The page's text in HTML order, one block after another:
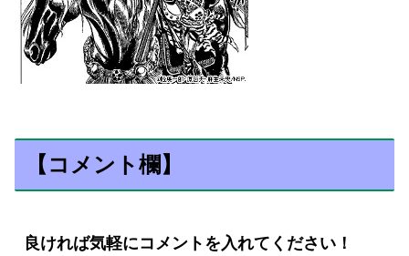
【コメント欄】
良ければ気軽にコメントを入れてください！